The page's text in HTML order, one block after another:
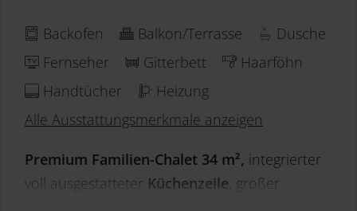
Backofen Balkon/Terrasse
Dusche
Fernseher
Gitterbett
Haarföhn
Handtücher
Heizung
Alle Ausstattungsmerkmale anzeigen
Premium Familien-Chalet 34 m², integrierter
voll ausgestatteter Küchenzeile großer